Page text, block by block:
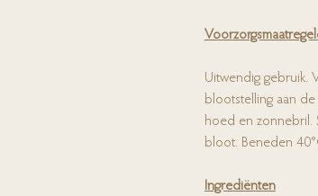
Uitwendig gebruik.
blootstelling aan
hoed en zonnebril.
bloot. Beneden
Ingrediënten